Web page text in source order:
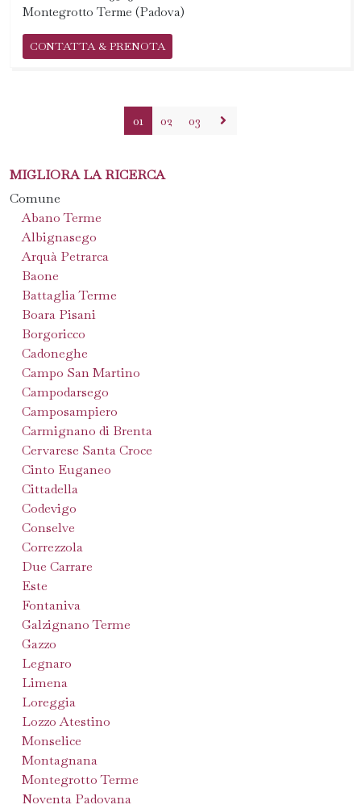
Montegrotto Terme (Padova)
CONTATTA & PRENOTA
01 02 03
MIGLIORA LA RICERCA
Comune
Abano Terme
Albignasego
Arquà Petrarca
Baone
Battaglia Terme
Boara Pisani
Borgoricco
Cadoneghe
Campo San Martino
Campodarsego
Camposampiero
Carmignano di Brenta
Cervarese Santa Croce
Cinto Euganeo
Cittadella
Codevigo
Conselve
Correzzola
Due Carrare
Este
Fontaniva
Galzignano Terme
Gazzo
Legnaro
Limena
Loreggia
Lozzo Atestino
Monselice
Montagnana
Montegrotto Terme
Noventa Padovana